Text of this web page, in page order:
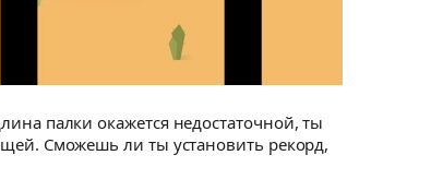
палки окажется недостаточной, ты
Сможешь ли ты установить рекорд,